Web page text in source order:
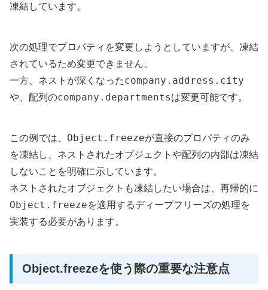
凍結しています。
次の処理でプロパティを変更しようとしていますが、凍結
されているため変更できません。
一方、ネストが深くなったcompany.address.city
や、配列のcompany.departmentsは変更可能です。
この例では、 Object.freezeが直接のプロパティのみ
を凍結し、ネストされたオブジェクトや配列の内部は凍結
しないことを明確に示しています。
ネストされたオブジェクトも凍結したい場合は、再帰的に
Object.freezeを適用するディープフリーズの処理を
実装する必要があります。
Object.freezeを使う際の重要な注意点